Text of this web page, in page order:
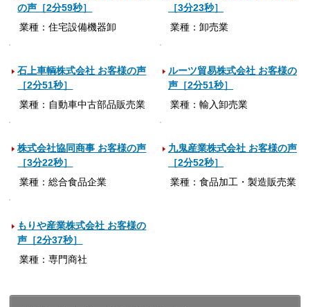
の声［2分59秒］
業種：住宅設備機器卸
［3分23秒］
業種：卸売業
石上車輌株式会社 お客様の声
［2分51秒］
業種：自動車中古部品販売業
ルーツ貿易株式会社 お客様の
声［2分51秒］
業種：輸入卸売業
株式会社協同商事 お客様の声
［3分22秒］
業種：総合食品企業
九鬼産業株式会社 お客様の声
［2分52秒］
業種：食品加工・製造販売業
もりや産業株式会社 お客様の
声［2分37秒］
業種：専門商社